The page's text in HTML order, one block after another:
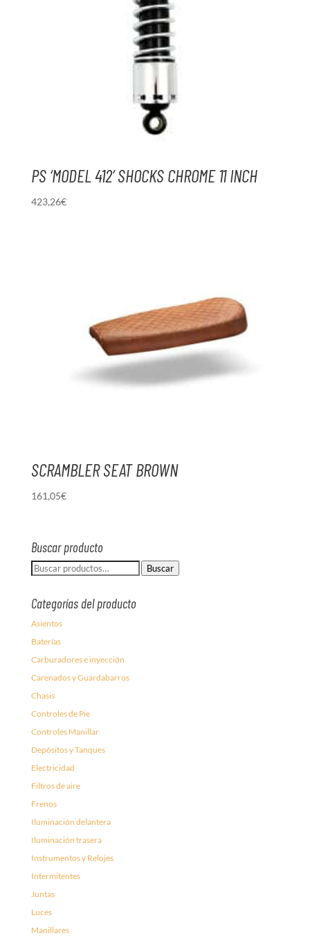
PS ‘MODEL 412’ SHOCKS CHROME 11 INCH
423,26€
SCRAMBLER SEAT BROWN
161,05€
Buscar producto
Buscar
Buscar
Categorías del producto
Asientos
Baterías
Carburadores e inyección
Carenados y Guardabarros
Chasis
Controles de Pie
Controles Manillar
Depósitos y Tanques
Electricidad
Filtros de aire
Frenos
Iluminación delantera
Iluminación trasera
Instrumentos y Relojes
Intermitentes
Juntas
Luces
Manillares